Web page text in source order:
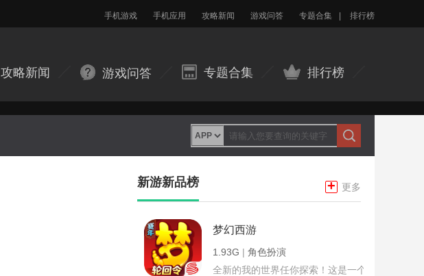
手机游戏 手机应用 攻略新闻 游戏问答 专题合集 排行榜
攻略新闻 游戏问答 专题合集 排行榜
新游新品榜 + 更多
梦幻西游
1.93G | 角色扮演
全新的我的世界任你探索！这是一个小提示字段。